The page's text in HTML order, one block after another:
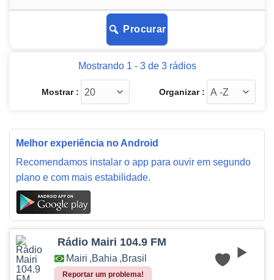
Procurar
Mostrando 1 - 3 de 3 rádios
Mostrar : Organizar :
Melhor experiência no Android
Recomendamos instalar o app para ouvir em segundo
plano e com mais estabilidade.
Rádio Mairi 104.9 FM
Mairi ,Bahia ,Brasil
Reportar um problema!